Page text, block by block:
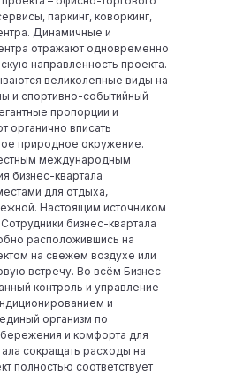
паркинг, коворкинг,
Динамичные и
отражают одновременно
направленность проекта.
великолепные виды на
и спортивно-событийный
пропорции и
органично вписать
природное окружение.
международным
бизнес-квартала
для отдыха,
Настоящим источником
бизнес-квартала
расположившись на
на свежем воздухе или
встречу. Во всём Бизнес-
контроль и управление
и
организм по
и комфорта для
сокращать расходы на
полностью соответствует